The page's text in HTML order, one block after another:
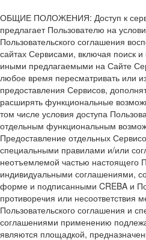
ОБЩИЕ ПОЛОЖЕНИЯ: Доступ к
предлагает Пользователю на
Пользовательского соглашения
сайтах Сервисами, включая поиск
иными предлагаемыми на Сайте
любое время пересматривать или
предоставления Сервисов,
расширять функциональные
том числе условия доступа
отдельным функциональным
Предоставление отдельных
специальными правилами и/или
неотъемлемой частью настоящего
индивидуальными соглашениями,
форме и подписанными CREBA и
противоречия или несоответствия
Пользовательского соглашения и
соглашениями применению
являются площадкой,